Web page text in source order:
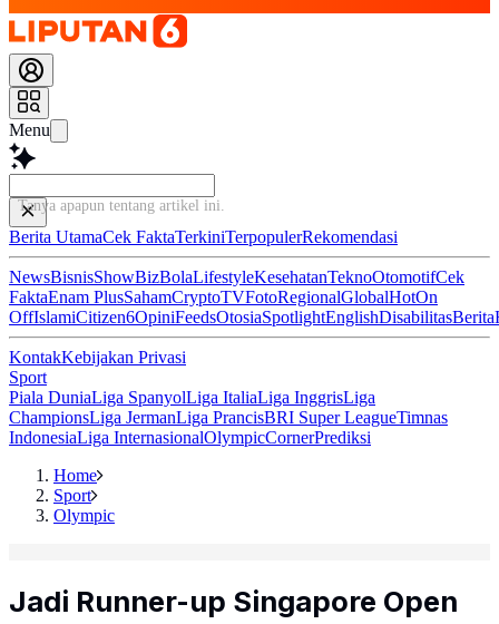
Menu
Tanya apapun tentang artikel ini.
Berita UtamaCek FaktaTerkiniTerpopulerRekomendasi
NewsBisnisShowBizBolaLifestyleKesehatanTeknoOtomotifCek
FaktaEnam PlusSahamCryptoTVFotoRegionalGlobalHotOn
OffIslamiCitizen6OpiniFeedsOtosiaSpotlightEnglishDisabilitasBerita
KontakKebijakan Privasi
Sport
Piala DuniaLiga SpanyolLiga ItaliaLiga InggrisLiga
ChampionsLiga JermanLiga PrancisBRI Super LeagueTimnas
IndonesiaLiga InternasionalOlympicCornerPrediksi
Home
Sport
Olympic
Jadi Runner-up Singapore Open